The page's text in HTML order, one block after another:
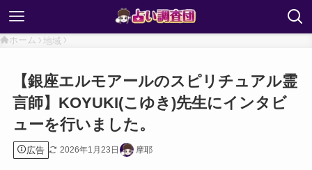
ホーム 地域
【銀座エルモアールのスピリチュアル霊
言師】KOYUKI(こゆき)先生にインタビ
ューを行いました。
広告 2026年1月23日 摩耶